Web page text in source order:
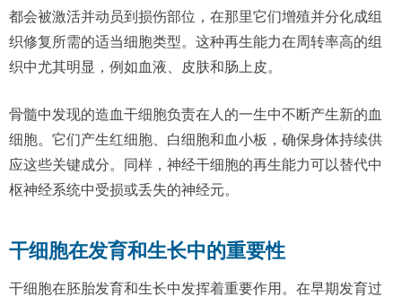
都会被激活并动员到损伤部位，在那里它们增殖并分化成组
织修复所需的适当细胞类型。这种再生能力在周转率高的组
织中尤其明显，例如血液、皮肤和肠上皮。
骨髓中发现的造血干细胞负责在人的一生中不断产生新的血
细胞。它们产生红细胞、白细胞和血小板，确保身体持续供
应这些关键成分。同样，神经干细胞的再生能力可以替代中
枢神经系统中受损或丢失的神经元。
干细胞在发育和生长中的重要性
干细胞在胚胎发育和生长中发挥着重要作用。在早期发育过